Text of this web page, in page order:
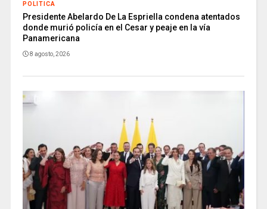
POLITICA
Presidente Abelardo De La Espriella condena atentados
donde murió policía en el Cesar y peaje en la vía
Panamericana
8 agosto, 2026